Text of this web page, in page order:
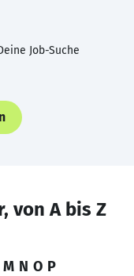
Job-Suche
von A bis Z
M N O P